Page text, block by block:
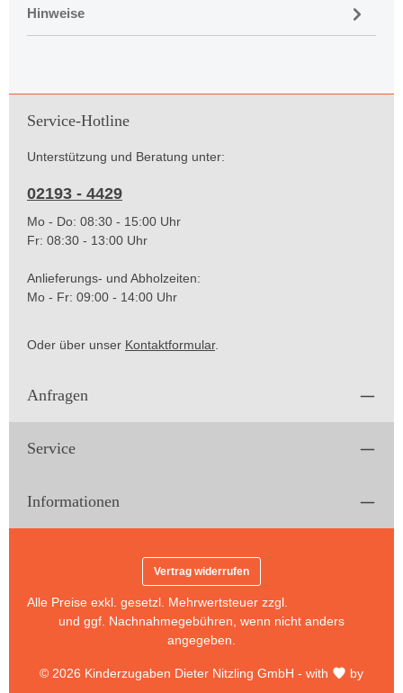
Hinweise
Service-Hotline
Unterstützung und Beratung unter:
02193 - 4429
Mo - Do: 08:30 - 15:00 Uhr
Fr: 08:30 - 13:00 Uhr
Anlieferungs- und Abholzeiten:
Mo - Fr: 09:00 - 14:00 Uhr
Oder über unser Kontaktformular.
Anfragen
Service
Informationen
Vertrag widerrufen
© 2026 Kinderzugaben Dieter Nitzling GmbH - with
by
Alle Preise exkl. gesetzl. Mehrwertsteuer zzgl.
und ggf. Nachnahmegebühren, wenn nicht anders
angegeben.